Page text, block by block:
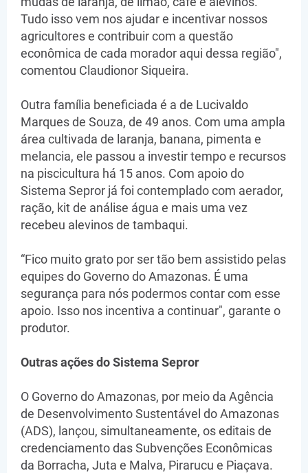
Tudo isso vem nos ajudar e incentivar nossos
agricultores e contribuir com a questão
econômica de cada morador aqui dessa região",
comentou Claudionor Siqueira.
Outra família beneficiada é a de Lucivaldo
Marques de Souza, de 49 anos. Com uma ampla
área cultivada de laranja, banana, pimenta e
melancia, ele passou a investir tempo e recursos
na piscicultura há 15 anos. Com apoio do
Sistema Sepror já foi contemplado com aerador,
ração, kit de análise água e mais uma vez
recebeu alevinos de tambaqui.
“Fico muito grato por ser tão bem assistido pelas
equipes do Governo do Amazonas. É uma
segurança para nós podermos contar com esse
apoio. Isso nos incentiva a continuar", garante o
produtor.
Outras ações do Sistema Sepror
O Governo do Amazonas, por meio da Agência
de Desenvolvimento Sustentável do Amazonas
(ADS), lançou, simultaneamente, os editais de
credenciamento das Subvenções Econômicas
da Borracha, Juta e Malva, Pirarucu e Piaçava.